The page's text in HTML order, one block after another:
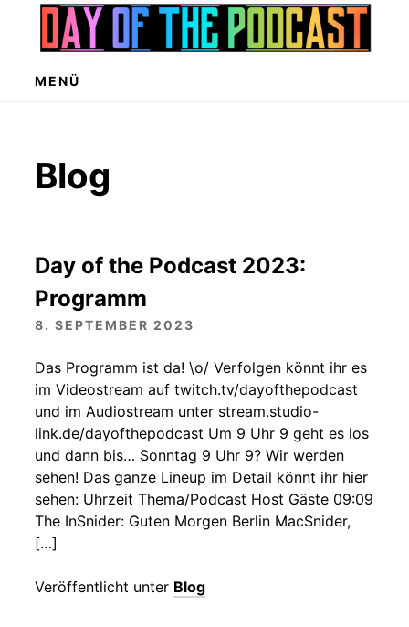
springen
MENÜ
Blog
Day of the Podcast 2023:
Programm
8. SEPTEMBER 2023
Das Programm ist da! \o/ Verfolgen könnt ihr es
im Videostream auf twitch.tv/dayofthepodcast
und im Audiostream unter stream.studio-
link.de/dayofthepodcast Um 9 Uhr 9 geht es los
und dann bis… Sonntag 9 Uhr 9? Wir werden
sehen! Das ganze Lineup im Detail könnt ihr hier
sehen: Uhrzeit Thema/Podcast Host Gäste 09:09
The InSnider: Guten Morgen Berlin MacSnider,
[…]
Veröffentlicht unter Blog